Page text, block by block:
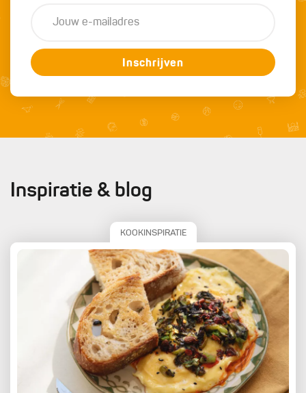
Inschrijven
Inspiratie & blog
KOOKINSPIRATIE